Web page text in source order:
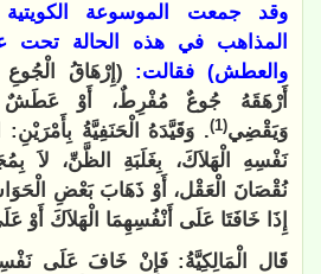
وقد جمعت الموسوعة
المذاهب في هذه الحالة تحت
والعطش) فقالت: (إِرْهَاقُ
أَرْهَقَهُ جُوعٌ مُفْرِطٌ، أَوْ عَطَشٌ
وَيَقْضِي(1)
. وَقَيَّدَهُ الْحَنَفِيَّةُ
نَفْسِهِ الْهَلاَكَ، بِغَلَبَةِ الظَّنِّ، لاَ
نُقْصَانَ الْعَقْل، أَوْ ذَهَابَ بَعْضِ
إِذَا خَافَتَا عَلَى أَنْفُسِهِمَا الْهَلاَكَ أَوْ
قَال الْمَالِكِيَّةُ: فَإِنْ خَافَ عَلَى